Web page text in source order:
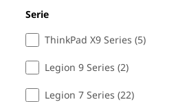
Serie
ThinkPad X9 Series (5)
Legion 9 Series (2)
Legion 7 Series (22)